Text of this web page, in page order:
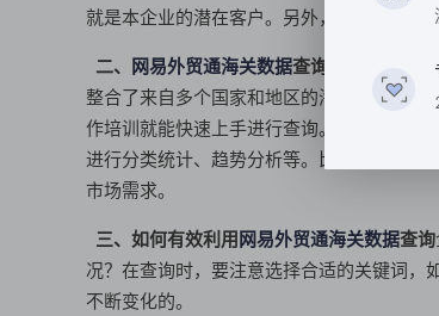
就是本企业的潜在客户。另外，在风险评估
二、 网易外贸通海关数据查询的优势 网易
整合了来自多个国家和地区的海关官方数据
作培训就能快速上手进行查询。再者，
进行分类统计、趋势分析等。比如，企业可
市场需求。
三、如何有效利用网易外贸通海关数据查询
况？在查询时，要注意选择合适的关键词，
不断变化的。